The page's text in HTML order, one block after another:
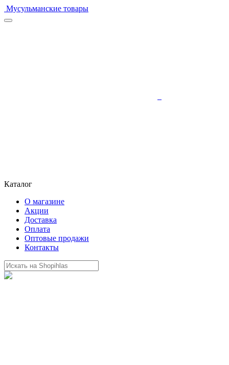
Мусульманские товары
Каталог
О магазине
Акции
Доставка
Оплата
Оптовые продажи
Контакты